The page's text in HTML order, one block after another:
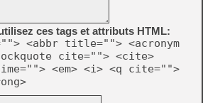
ces tags et attributs HTML:
<abbr title=""> <acronym
cite=""> <cite>
<em> <i> <q cite="">